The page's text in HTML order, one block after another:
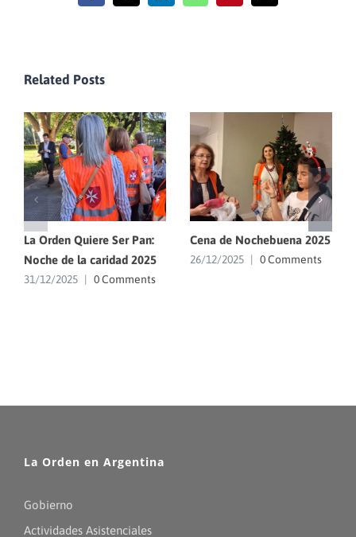
Related Posts
La Orden Quiere Ser Pan:
Noche de la caridad 2025
31/12/2025 0 Comments
Cena de Nochebuena 2025
26/12/2025 0 Comments
La Orden en Argentina
Gobierno
Actividades Asistenciales